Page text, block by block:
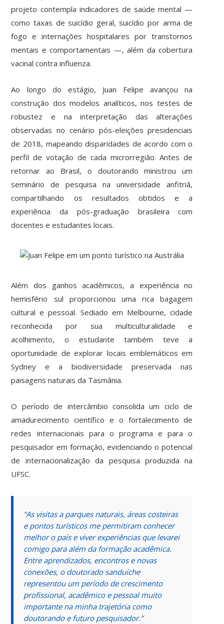
projeto contempla indicadores de saúde mental —
como taxas de suicídio geral, suicídio por arma de
fogo e internações hospitalares por transtornos
mentais e comportamentais —, além da cobertura
vacinal contra influenza.
Ao longo do estágio, Juan Felipe avançou na
construção dos modelos analíticos, nos testes de
robustez e na interpretação das alterações
observadas no cenário pós-eleições presidenciais
de 2018, mapeando disparidades de acordo com o
perfil de votação de cada microrregião. Antes de
retornar ao Brasil, o doutorando ministrou um
seminário de pesquisa na universidade anfitriã,
compartilhando os resultados obtidos e a
experiência da pós-graduação brasileira com
docentes e estudantes locais.
Além dos ganhos acadêmicos, a experiência no
hemisfério sul proporcionou uma rica bagagem
cultural e pessoal. Sediado em Melbourne, cidade
reconhecida por sua multiculturalidade e
acolhimento, o estudante também teve a
oportunidade de explorar locais emblemáticos em
Sydney e a biodiversidade preservada nas
paisagens naturais da Tasmânia.
O período de intercâmbio consolida um ciclo de
amadurecimento científico e o fortalecimento de
redes internacionais para o programa e para o
pesquisador em formação, evidenciando o potencial
de internacionalização da pesquisa produzida na
UFSC.
“As visitas a parques naturais, áreas costeiras
e pontos turísticos me permitiram conhecer
melhor o país e viver experiências que levarei
comigo para além da formação acadêmica.
Entre aprendizados, encontros e novas
conexões, o doutorado sanduíche
representou um período de crescimento
profissional, acadêmico e pessoal muito
importante na minha trajetória como
doutorando e futuro pesquisador.”